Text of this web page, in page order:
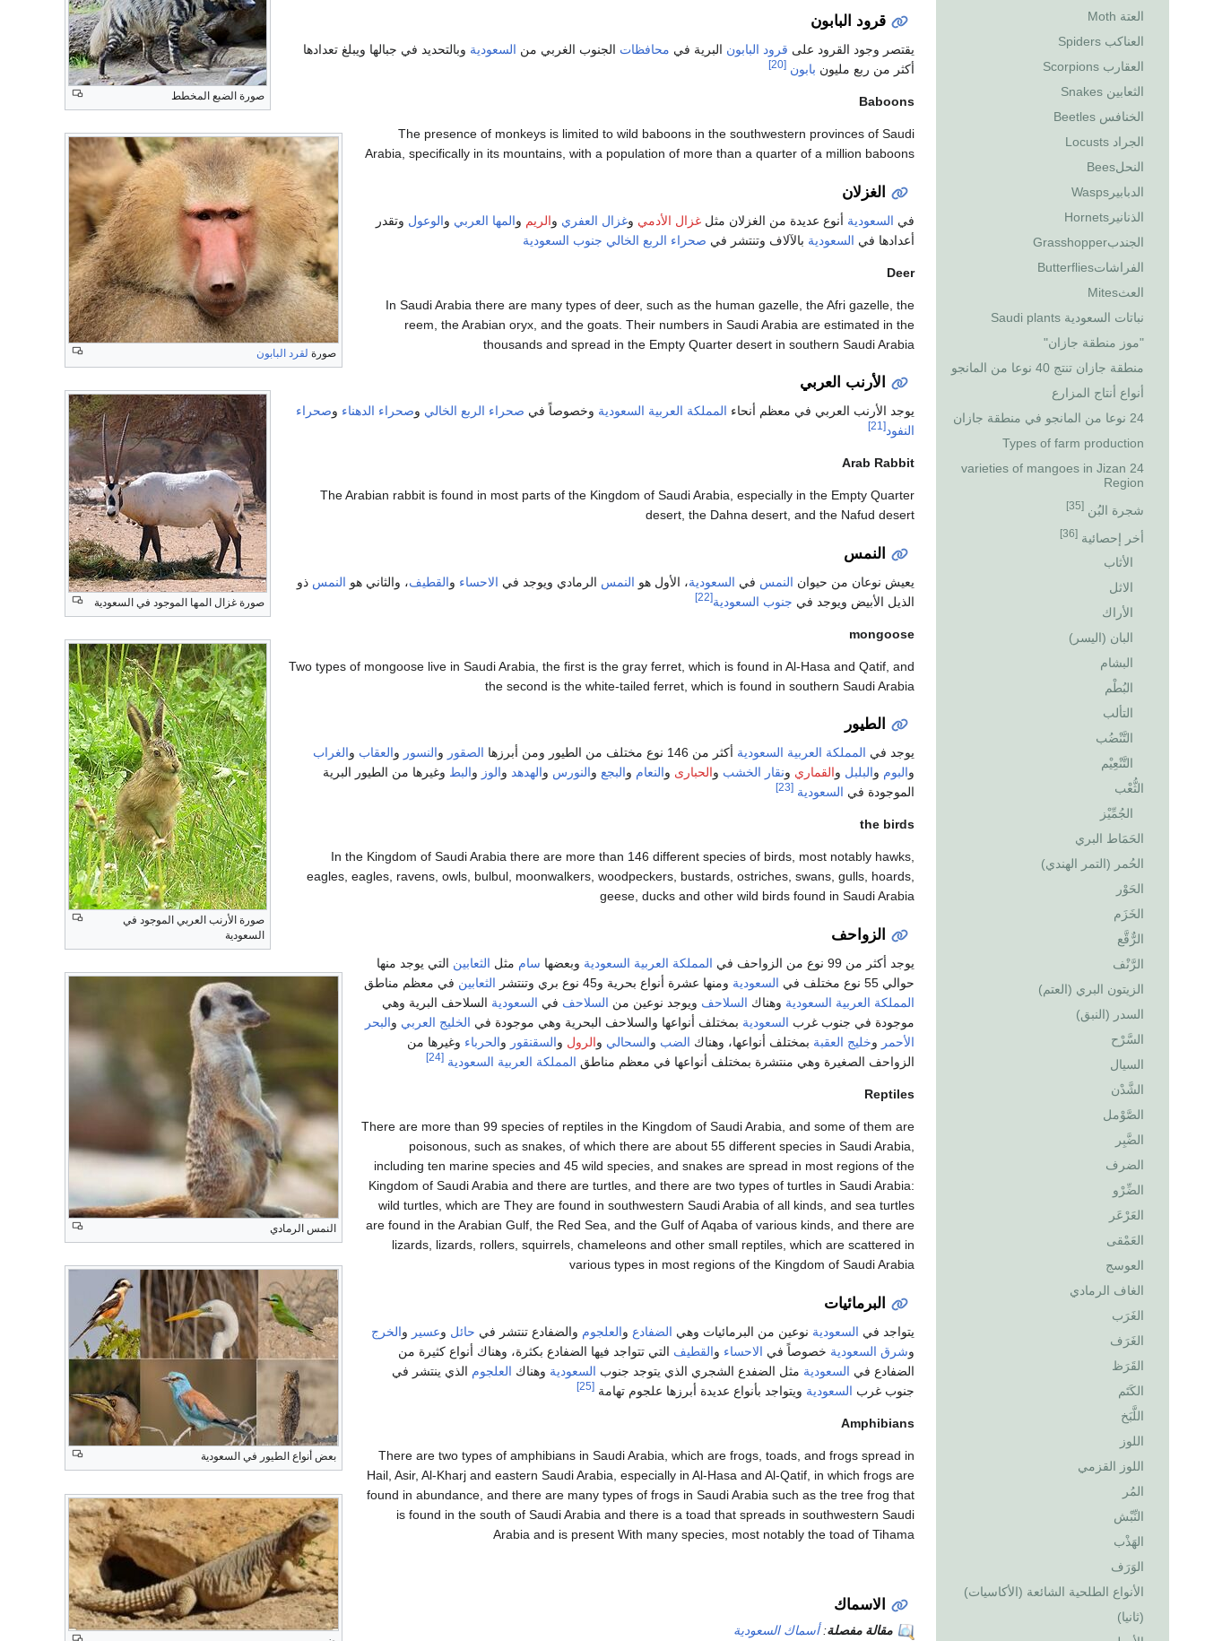
العتة Moth
العناكب Spiders
العقارب Scorpions
الثعابين Snakes
الخنافس Beetles
الجراد Locusts
النحلBees
الدبابيرWasps
الذنانيرHornets
الجندبGrasshopper
الفراشاتButterflies
العثMites
نباتات السعودية Saudi plants
"موز منطقة جازان"
منطقة جازان تنتج 40 نوعا من المانجو
أنواع أنتاج المزارع
24 نوعا من المانجو في منطقة جازان
Types of farm production
24 varieties of mangoes in Jizan
Region
شجرة البُن [35]
أخر إحصائية [36]
الأثاب
الاثل
الأراك
البان (اليسر)
البشام
البُطْم
التألب
التَّنْضُب
التَّنْعِيْم
الثُّعْب
الجُمِّيْز
الحَمَاط البري
الحُمر (التمر الهندي)
الحَوْر
الخَزَم
الرٌّقَّع
الرَّنْف
الزيتون البري (العتم)
السدر (النبق)
السَّرْح
السيال
الشَّدْن
الصَّوْمل
الضَّبِر
الضرف
الضِّرْو
العَرْعَر
العَمْقى
العوسج
الغاف الرمادي
الغَرَب
الغَرَف
القَرَظ
الكَتَم
اللَّبَخ
اللوز
اللوز القزمي
المُر
النِّبْش
الهَذْب
الوَرَف
الأنواع الطلحية الشائعة (الأكاسيات)
(ثانيا)
صورة الضبع المخطط
قرود البابون
صورة لقرد البابون
يقتصر وجود القرود على قرود البابون البرية في محافظات الجنوب الغربي من السعودية وبالتحديد في جبالها ويبلغ تعدادها
أكثر من ربع مليون بابون [20]
Baboons
The presence of monkeys is limited to wild baboons in the southwestern provinces of Saudi
Arabia, specifically in its mountains, with a population of more than a quarter of a million baboons
الغزلان
صورة غزال المها الموجود في السعودية
في السعودية أنوع عديدة من الغزلان مثل غزال الأدمي وغزال العفري والريم والمها العربي والوعول وتقدر
أعدادها في السعودية بالآلاف وتنتشر في صحراء الربع الخالي جنوب السعودية
Deer
In Saudi Arabia there are many types of deer, such as the human gazelle, the Afri gazelle, the
reem, the Arabian oryx, and the goats. Their numbers in Saudi Arabia are estimated in the
thousands and spread in the Empty Quarter desert in southern Saudi Arabia
الأرنب العربي
صورة الأرنب العربي الموجود في
السعودية
يوجد الأرنب العربي في معظم أنحاء المملكة العربية السعودية وخصوصاً في صحراء الربع الخالي وصحراء الدهناء وصحراء
النفود[21]
Arab Rabbit
The Arabian rabbit is found in most parts of the Kingdom of Saudi Arabia, especially in the Empty Quarter
desert, the Dahna desert, and the Nafud desert
النمس
النمس الرمادي
يعيش نوعان من حيوان النمس في السعودية، الأول هو النمس الرمادي ويوجد في الاحساء والقطيف، والثاني هو النمس ذو
الذيل الأبيض ويوجد في جنوب السعودية[22]
mongoose
Two types of mongoose live in Saudi Arabia, the first is the gray ferret, which is found in Al-Hasa and Qatif, and
the second is the white-tailed ferret, which is found in southern Saudi Arabia
الطيور
بعض أنواع الطيور في السعودية
يوجد في المملكة العربية السعودية أكثر من 146 نوع مختلف من الطيور ومن أبرزها الصقور والنسور والعقاب والغراب
والبوم والبلبل والقماري ونقار الخشب والحبارى والنعام والبجع والنورس والهدهد والوز والبط وغيرها من الطيور البرية
الموجودة في السعودية [23]
the birds
In the Kingdom of Saudi Arabia there are more than 146 different species of birds, most notably hawks,
eagles, eagles, ravens, owls, bulbul, moonwalkers, woodpeckers, bustards, ostriches, swans, gulls, hoards,
geese, ducks and other wild birds found in Saudi Arabia
الزواحف
يوجد أكثر من 99 نوع من الزواحف في المملكة العربية السعودية وبعضها سام مثل الثعابين التي يوجد منها
حوالي 55 نوع مختلف في
السعودية ومنها عشرة أنواع بحرية و45 نوع بري وتنتشر الثعابين في معظم مناطق
المملكة العربية السعودية وهناك السلاحف ويوجد نوعين من السلاحف في السعودية السلاحف البرية وهي
موجودة في جنوب غرب السعودية بمختلف أنواعها والسلاحف البحرية وهي موجودة في الخليج العربي والبحر
الأحمر وخليج العقبة بمختلف أنواعها، وهناك الضب والسحالي والرول والسقنقور والحرباء وغيرها من
الزواحف الصغيرة وهي منتشرة بمختلف أنواعها في معظم مناطق المملكة العربية السعودية [24]
Reptiles
There are more than 99 species of reptiles in the Kingdom of Saudi Arabia, and some of them are
poisonous, such as snakes, of which there are about 55 different species in Saudi Arabia,
including ten marine species and 45 wild species, and snakes are spread in most regions of the
Kingdom of Saudi Arabia and there are turtles, and there are two types of turtles in Saudi Arabia:
wild turtles, which are They are found in southwestern Saudi Arabia of all kinds, and sea turtles
are found in the Arabian Gulf, the Red Sea, and the Gulf of Aqaba of various kinds, and there are
lizards, lizards, rollers, squirrels, chameleons and other small reptiles, which are scattered in
various types in most regions of the Kingdom of Saudi Arabia
البرمائيات
يتواجد في السعودية نوعين من البرمائيات وهي الضفادع والعلجوم والضفادع تنتشر في حائل وعسير والخرج
وشرق السعودية خصوصاً في الاحساء والقطيف التي تتواجد فيها الضفادع بكثرة، وهناك أنواع كثيرة من
الضفادع في السعودية مثل الضفدع الشجري الذي يتوجد جنوب السعودية وهناك العلجوم الذي ينتشر في
جنوب غرب السعودية ويتواجد بأنواع عديدة أبرزها علجوم تهامة [25]
Amphibians
There are two types of amphibians in Saudi Arabia, which are frogs, toads, and frogs spread in
Hail, Asir, Al-Kharj and eastern Saudi Arabia, especially in Al-Hasa and Al-Qatif, in which frogs are
found in abundance, and there are many types of frogs in Saudi Arabia such as the tree frog that
is found in the south of Saudi Arabia and there is a toad that spreads in southwestern Saudi
Arabia and is present With many species, most notably the toad of Tihama
الاسماك
مقالة مفصلة:أسماك السعودية